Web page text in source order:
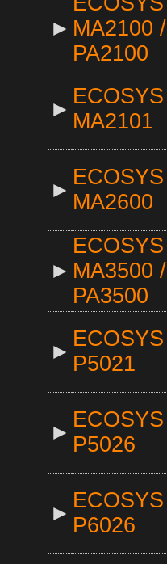
► MA2100 /
PA2100
►
ECOSYS
MA2101
►
ECOSYS
MA2600
►
ECOSYS
MA3500 /
PA3500
►
ECOSYS
P5021
►
ECOSYS
P5026
►
ECOSYS
P6026